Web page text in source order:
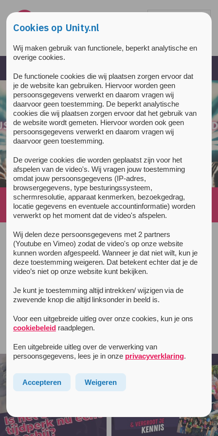
Home »News»
(Nederlands) Unity Podcast: testservice (DIMS)
All news items
drugstestservice testservice March 31, 2021
(Nederlands) Unity Podcast:
testservice (DIMS)
Follow unityinfo on Instagram
Cookies op Unity.nl
Wij maken gebruik van functionele, beperkt analytische en
overige cookies.
De functionele cookies die wij plaatsen zorgen ervoor dat
je de website kan gebruiken. Hiervoor worden geen
persoonsgegevens verwerkt en daarom vragen wij
daarvoor geen toestemming. De beperkt analytische
cookies die wij plaatsen zorgen ervoor dat het gebruik van
de website wordt gemeten. Hiervoor worden ook geen
persoonsgegevens verwerkt en daarom vragen wij
daarvoor geen toestemming.
De overige cookies die worden geplaatst zijn voor het
afspelen van de video's. Wij vragen jouw toestemming
omdat jouw persoonsgegevens (IP-adres,
browsergegevens, type besturingssysteem,
schermresolutie, apparaat kenmerken, bezoekgedrag,
locatie gegevens en eventuele accountinformatie) worden
verwerkt op het moment dat de video's afspelen.
Wij delen deze persoonsgegevens met 2 partners
(Youtube en Vimeo) zodat de video's op onze website
kunnen worden afgespeeld. Wanneer je dat niet wilt, kun je
deze toestemming weigeren. Dat betekent echter dat je de
video’s niet op onze website kunt bekijken.
Je kunt je toestemming altijd intrekken/ wijzigen via de
zwevende knop die altijd linksonder in beeld is.
Voor een uitgebreide uitleg over onze cookies, kun je ons
cookiebeleidraadplegen.
Een uitgebreide uitleg over de verwerking van
persoonsgegevens, lees je in onze privacyverklaring.
Accepteren Weigeren